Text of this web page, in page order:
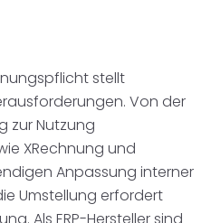
stellt
Von der
zur Nutzung
XRechnung und
Anpassung interner
Umstellung erfordert
Als ERP-Hersteller sind